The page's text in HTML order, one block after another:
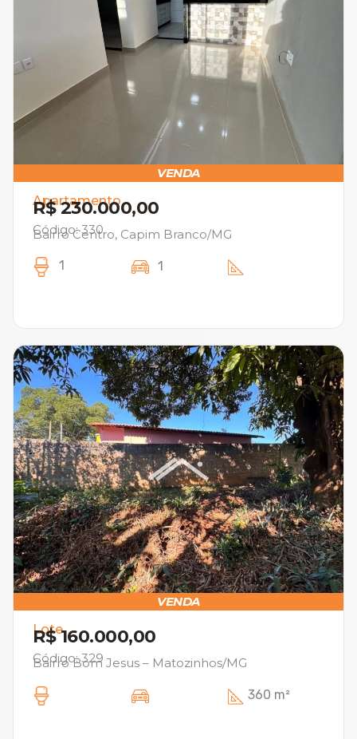
VENDA
Apartamento
R$ 230.000,00
Código: 330
Bairro Centro, Capim Branco/MG
1 1
VENDA
Lote
R$ 160.000,00
Código: 329
Bairro Bom Jesus – Matozinhos/MG
360 m²